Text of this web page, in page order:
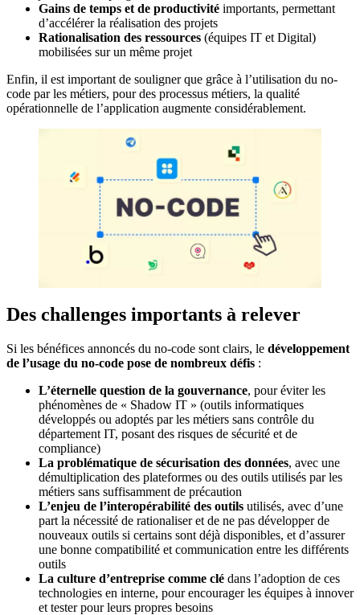
Gains de temps et de productivité importants, permettant
d’accélérer la réalisation des projets
Rationalisation des ressources (équipes IT et Digital)
mobilisées sur un même projet
Enfin, il est important de souligner que grâce à l’utilisation du no-
code par les métiers, pour des processus métiers, la qualité
opérationnelle de l’application augmente considérablement.
Des challenges importants à relever
Si les bénéfices annoncés du no-code sont clairs, le développement
de l’usage du no-code pose de nombreux défis :
L’éternelle question de la gouvernance, pour éviter les
phénomènes de « Shadow IT » (outils informatiques
développés ou adoptés par les métiers sans contrôle du
département IT, posant des risques de sécurité et de
compliance)
La problématique de sécurisation des données, avec une
démultiplication des plateformes ou des outils utilisés par les
métiers sans suffisamment de précaution
L’enjeu de l’interopérabilité des outils utilisés, avec d’une
part la nécessité de rationaliser et de ne pas développer de
nouveaux outils si certains sont déjà disponibles, et d’assurer
une bonne compatibilité et communication entre les différents
outils
La culture d’entreprise comme clé dans l’adoption de ces
technologies en interne, pour encourager les équipes à innover
et tester pour leurs propres besoins